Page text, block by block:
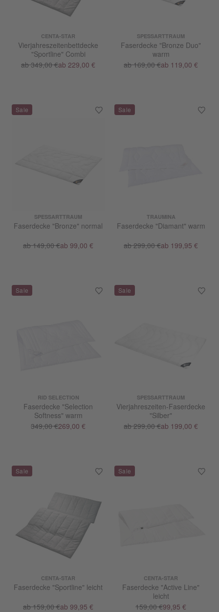
CENTA-STAR
Vierjahreszeitenbettdecke
"Sportline" Combi
ab 349,00 €ab 229,00 €
SPESSARTTRAUM
Faserdecke "Bronze Duo"
warm
ab 169,00 €ab 119,00 €
SPESSARTTRAUM
Faserdecke "Bronze" normal
ab 149,00 €ab 99,00 €
TRAUMINA
Faserdecke "Diamant" warm
ab 299,00 €ab 199,95 €
RID SELECTION
Faserdecke "Selection
Softness" warm
349,00 €269,00 €
SPESSARTTRAUM
Vierjahreszeiten-Faserdecke
"Silber"
ab 299,00 €ab 199,00 €
CENTA-STAR
Faserdecke "Sportline" leicht
ab 159,00 €ab 99,95 €
CENTA-STAR
Faserdecke "Active Line"
leicht
159,00 €99,95 €